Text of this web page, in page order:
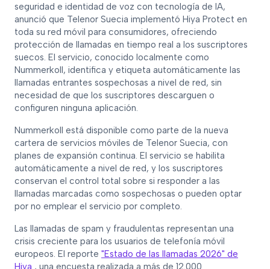
seguridad e identidad de voz con tecnología de IA,
anunció que Telenor Suecia implementó Hiya Protect en
toda su red móvil para consumidores, ofreciendo
protección de llamadas en tiempo real a los suscriptores
suecos. El servicio, conocido localmente como
Nummerkoll, identifica y etiqueta automáticamente las
llamadas entrantes sospechosas a nivel de red, sin
necesidad de que los suscriptores descarguen o
configuren ninguna aplicación.
Nummerkoll está disponible como parte de la nueva
cartera de servicios móviles de Telenor Suecia, con
planes de expansión continua. El servicio se habilita
automáticamente a nivel de red, y los suscriptores
conservan el control total sobre si responder a las
llamadas marcadas como sospechosas o pueden optar
por no emplear el servicio por completo.
Las llamadas de spam y fraudulentas representan una
crisis creciente para los usuarios de telefonía móvil
europeos. El reporte "Estado de las llamadas 2026" de
Hiya , una encuesta realizada a más de 12.000